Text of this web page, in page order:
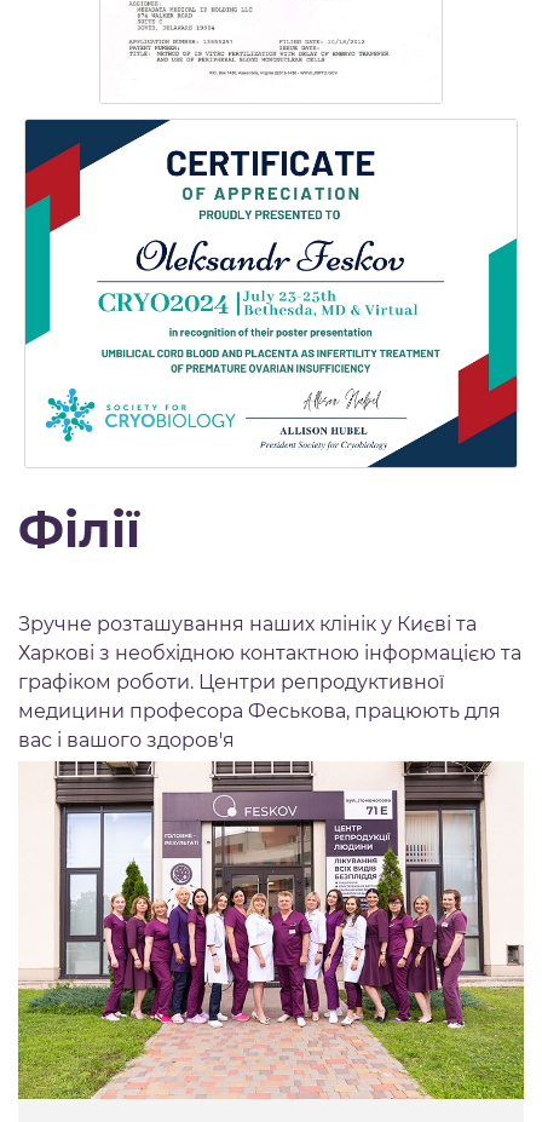
Філії
Зручне розташування наших клінік у Києві та
Харкові з необхідною контактною інформацією та
графіком роботи. Центри репродуктивної
медицини професора Феськова, працюють для
вас і вашого здоров'я